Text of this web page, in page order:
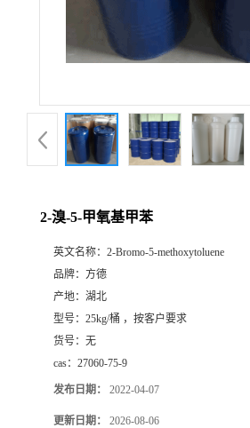
2-溴-5-甲氧基甲苯
英文名称： 2-Bromo-5-methoxytoluene
品牌： 方德
产地： 湖北
型号： 25kg/桶 ，按客户要求
货号： 无
cas： 27060-75-9
发布日期： 2022-04-07
更新日期： 2026-08-06